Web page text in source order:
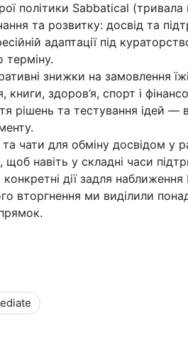
політики Sabbatical (тривала
та розвитку: досвід та
адаптації під
терміну.
знижки на замовлення
книги, здоров’я, спорт і
рішень та тестування ідей —
та чати для обміну досвідом у
щоб навіть у складні часи
конкретні дії задля
вторгнення ми виділили